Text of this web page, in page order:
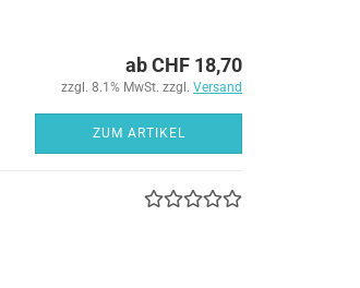
ab CHF 18,70
zzgl. 8.1% MwSt. zzgl. Versand
ZUM ARTIKEL